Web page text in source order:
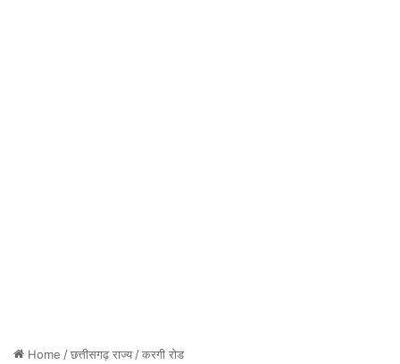
Home /छत्तीसगढ़ राज्य/करगी रोड